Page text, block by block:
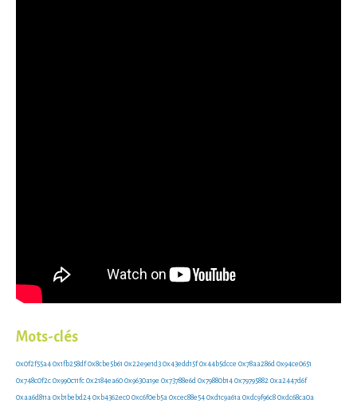
Mots-clés
0x0f2f55a40x1fb258df0x8cbe5b61 0x22e9e1d30x43edd15f0x44b5dcce 0x78aa286d0x94ce0651
0x748c0f2c0x990c11fc0x2184ea600x9630a19e 0x73788e6d0x79880b140x797958820xa2447d6f
0xaa6d811a0xb1bebd240xb4362ec00xc6f0eb5a0xcec88e540xd1c9a61a0xdc9f96c80xdc68ca0a